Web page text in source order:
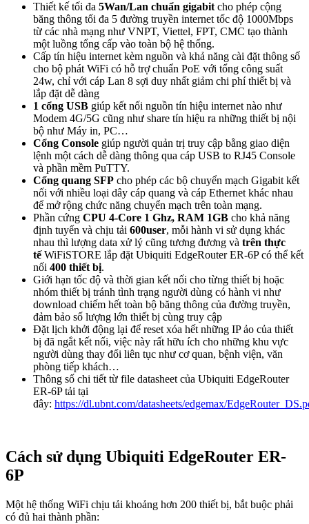
Thiết kế tối đa 5Wan/Lan chuẩn gigabitcho phép cộng
băng thông tối đa 5 đường truyền internet tốc độ 1000Mbps
từ các nhà mạng như VNPT, Viettel, FPT, CMC tạo thành
một luồng tổng cấp vào toàn bộ hệ thống.
Cấp tín hiệu internet kèm nguồn và khả năng cài đặt thông số
cho bộ phát WiFi có hỗ trợ chuẩn PoE với tổng công suất
24w, chỉ với cáp Lan 8 sợi duy nhất giảm chi phí thiết bị và
lắp đặt dễ dàng
1 cổng USB giúp kết nối nguồn tín hiệu internet nào như
Modem 4G/5G cũng như share tín hiệu ra những thiết bị nội
bộ như Máy in, PC…
Cổng Console giúp người quản trị truy cập bằng giao diện
lệnh một cách dễ dàng thông qua cáp USB to RJ45 Console
và phần mềm PuTTY.
Cổng quang SFP cho phép các bộ chuyển mạch Gigabit kết
nối với nhiều loại dây cáp quang và cáp Ethernet khác nhau
để mở rộng chức năng chuyển mạch trên toàn mạng.
Phần cứng CPU 4-Core 1 Ghz, RAM 1GB cho khả năng
định tuyến và chịu tải 600user, mỗi hành vi sử dụng khác
nhau thì lượng data xử lý cũng tương đương và trên thực
tế WiFiSTORE lắp đặt Ubiquiti EdgeRouter ER-6P có thể kết
nối 400 thiết bị.
Giới hạn tốc độ và thời gian kết nối cho từng thiết bị hoặc
nhóm thiết bị tránh tình trạng người dùng có hành vi như
download chiếm hết toàn bộ băng thông của đường truyền,
đảm bảo số lượng lớn thiết bị cùng truy cập
Đặt lịch khởi động lại để reset xóa hết những IP ảo của thiết
bị đã ngắt kết nối, việc này rất hữu ích cho những khu vực
người dùng thay đổi liên tục như cơ quan, bệnh viện, văn
phòng tiếp khách…
Thông số chi tiết từ file datasheet của Ubiquiti EdgeRouter
ER-6P tải tại
đây: https://dl.ubnt.com/datasheets/edgemax/
Cách sử dụng Ubiquiti EdgeRouter ER-
6P
Một hệ thống WiFi chịu tải khoảng hơn 200 thiết bị, bắt buộc phải
có đủ hai thành phần: